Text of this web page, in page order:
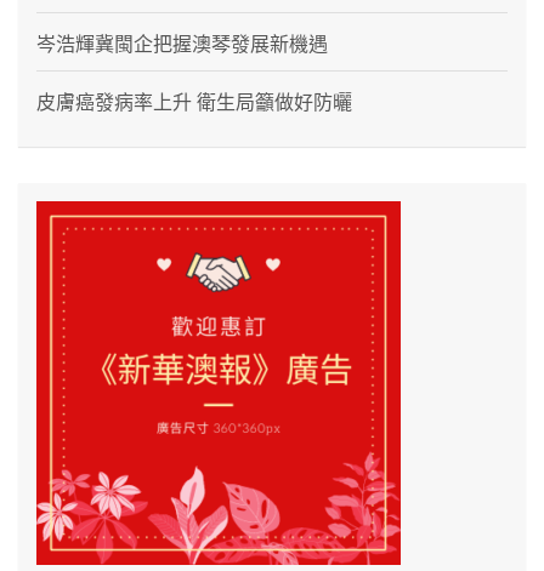
岑浩輝冀閩企把握澳琴發展新機遇
皮膚癌發病率上升 衛生局籲做好防曬